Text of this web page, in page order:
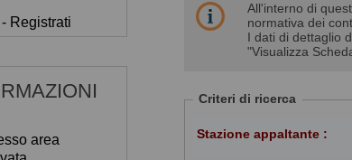
Registrati
area
All'interno di
normativa dei
I dati di dettaglio
"Visualizza
Criteri di ricerca
Stazione appaltante :